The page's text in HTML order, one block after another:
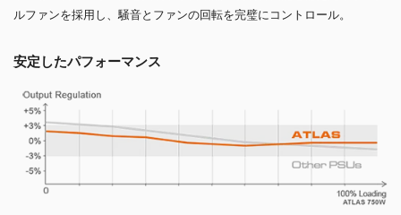
ルファンを採用し、騒音とファンの回転を完璧にコントロール。
安定したパフォーマンス